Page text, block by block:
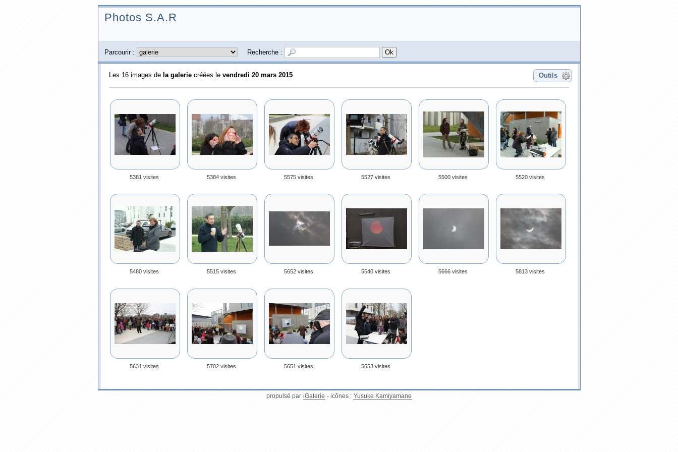
Photos S.A.R
Parcourir : Recherche :
Outils
Les 16 images de la galeriecréées le vendredi 20 mars 2015
5381 visites 5384 visites 5575 visites 5527 visites 5500 visites 5520 visites
5480 visites 5515 visites 5652 visites 5540 visites 5666 visites 5813 visites
5631 visites 5702 visites 5651 visites 5653 visites
propulsé par iGalerie - icônes : Yusuke Kamiyamane